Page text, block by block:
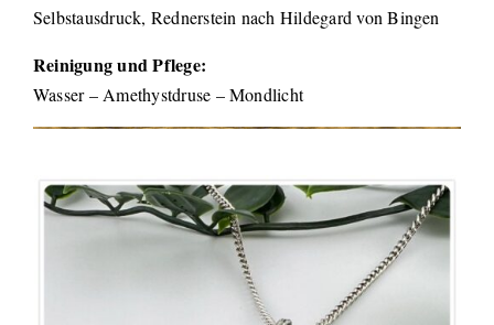
Selbstausdruck, Rednerstein nach Hildegard von Bingen
Reinigung und Pflege:
Wasser – Amethystdruse – Mondlicht